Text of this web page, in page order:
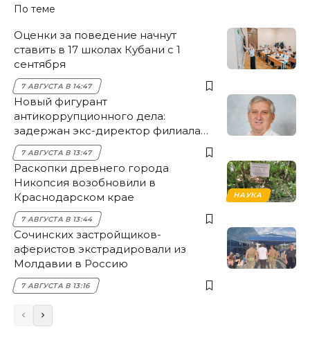
По теме
Оценки за поведение начнут
ставить в 17 школах Кубани с 1
сентября
7 АВГУСТА В 14:47
Новый фигурант
антикоррупционного дела:
задержан экс-директор филиала
НЭСК Крымска
7 АВГУСТА В 13:47
НАУКА
Раскопки древнего города
Никопсия возобновили в
Краснодарском крае
7 АВГУСТА В 13:44
Сочинских застройщиков-
аферистов экстрадировали из
Молдавии в Россию
7 АВГУСТА В 13:16